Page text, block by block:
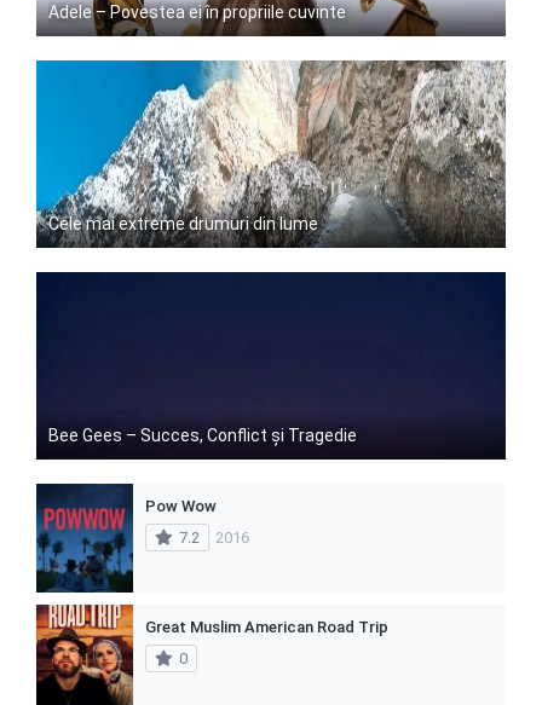
Adele – Povestea ei în propriile cuvinte
Cele mai extreme drumuri din lume
Bee Gees – Succes, Conflict și Tragedie
Pow Wow
7.2
2016
Great Muslim American Road Trip
0